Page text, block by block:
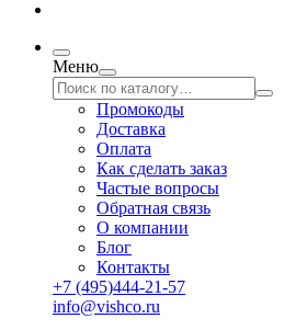
Меню
Промокоды
Доставка
Оплата
Как сделать заказ
Частые вопросы
Обратная связь
О компании
Блог
Контакты
+7 (495)444-21-57
info@vishco.ru